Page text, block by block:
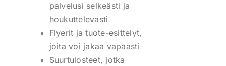
palvelusi selkeästi ja
houkuttelevasti
Flyerit ja tuote-esittelyt,
joita voi jakaa vapaasti
Suurtulosteet, jotka